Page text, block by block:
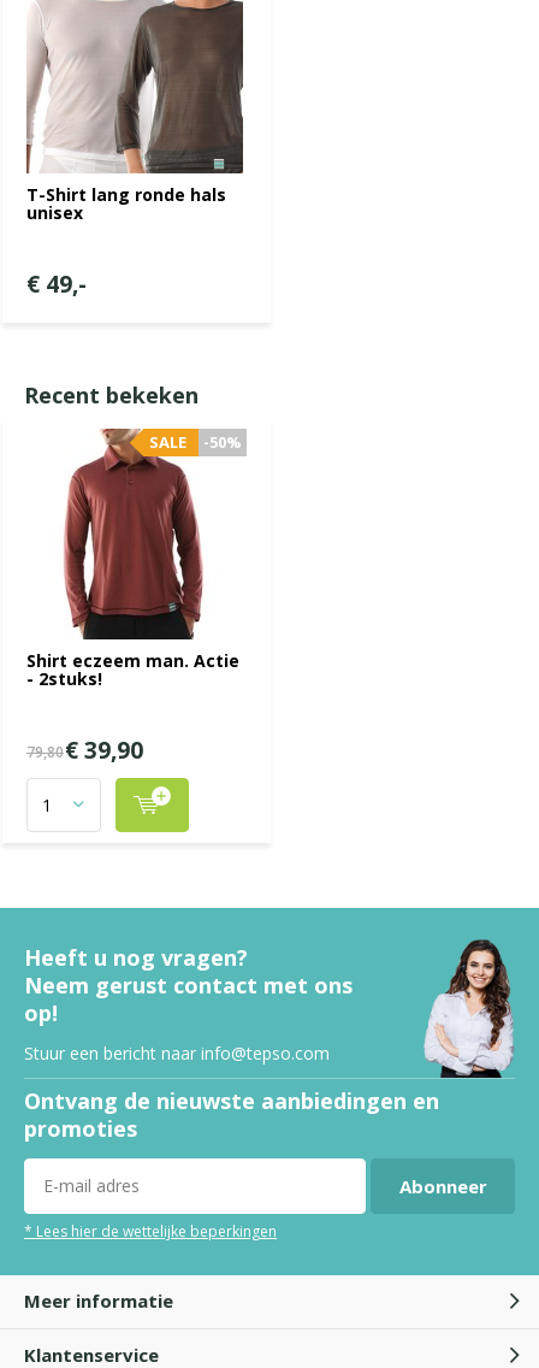
T-Shirt lang ronde hals
unisex
€ 49,-
Recent bekeken
Shirt eczeem man. Actie
- 2stuks!
-50%
SALE
79,80€ 39,90
Heeft u nog vragen?
Neem gerust contact met ons
op!
Stuur een bericht naar info@tepso.com
Ontvang de nieuwste aanbiedingen en
promoties
Abonneer
* Lees hier de wettelijke beperkingen
Meer informatie
Klantenservice